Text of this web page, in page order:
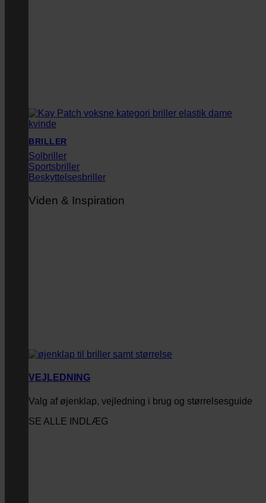
BRILLER
Solbriller
Sportsbriller
Beskyttelsesbriller
Viden & Inspiration
VEJLEDNING
Valg af øjenklap, vejledning i brug og størrelsesguide
SE ALLE INDLÆG